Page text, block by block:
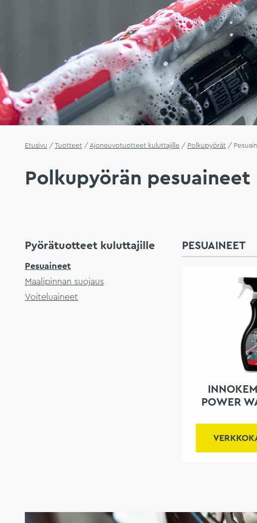
Etusivu / Tuotteet / Ajoneuvotuotteet kuluttajille / Polkupyörät /
Polkupyörän pesuaineet
Pyörätuotteet kuluttajille
Pesuaineet
Maalipinnan suojaus
Voiteluaineet
PESUAINEET
POWER